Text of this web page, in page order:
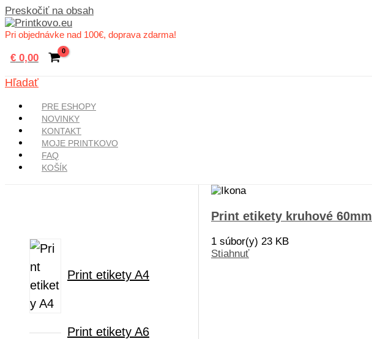
Preskočiť na obsah
Pri objednávke nad 100€, doprava zdarma!
€0,00
Hľadať
PRE ESHOPY
NOVINKY
KONTAKT
MOJE PRINTKOVO
FAQ
KOŠÍK
Print etikety A4
Print etikety A6
Print etikety kruhové 60mm
1 súbor(y) 23 KB
Stiahnuť